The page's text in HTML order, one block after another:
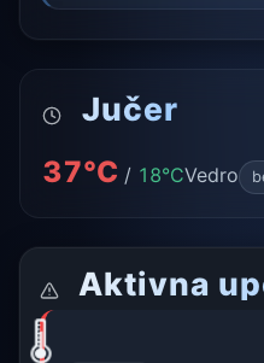
Jučer
37°C / 18°CVedro
Aktivna
🌡️